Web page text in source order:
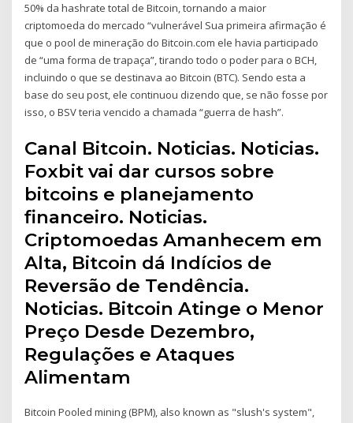
50% da hashrate total de Bitcoin, tornando a maior
criptomoeda do mercado “vulnerável Sua primeira afirmação é
que o pool de mineração do Bitcoin.com ele havia participado
de “uma forma de trapaça”, tirando todo o poder para o BCH,
incluindo o que se destinava ao Bitcoin (BTC). Sendo esta a
base do seu post, ele continuou dizendo que, se não fosse por
isso, o BSV teria vencido a chamada “guerra de hash”.
Canal Bitcoin. Noticias. Noticias.
Foxbit vai dar cursos sobre
bitcoins e planejamento
financeiro. Noticias.
Criptomoedas Amanhecem em
Alta, Bitcoin dá Indícios de
Reversão de Tendência.
Noticias. Bitcoin Atinge o Menor
Preço Desde Dezembro,
Regulações e Ataques
Alimentam
Bitcoin Pooled mining (BPM), also known as "slush's system",